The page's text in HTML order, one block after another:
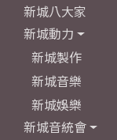
新城八大家
新城動力
新城製作
新城音樂
新城娛樂
新城音統會